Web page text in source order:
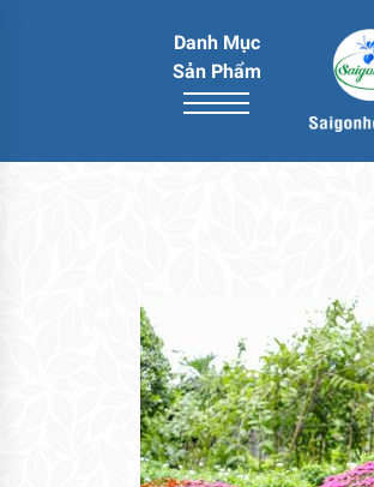
Danh Mục
Sản Phẩm